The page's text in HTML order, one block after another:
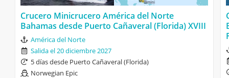
Crucero Minicrucero América del Norte
Bahamas desde Puerto Cañaveral (Florida) XVIII
América del Norte
Salida el 20 diciembre 2027
5 días desde Puerto Cañaveral (Florida)
Norwegian Epic